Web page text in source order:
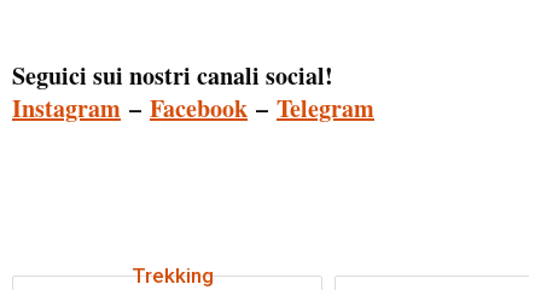
Seguici sui nostri canali social!
Instagram – Facebook – Telegram
Trekking